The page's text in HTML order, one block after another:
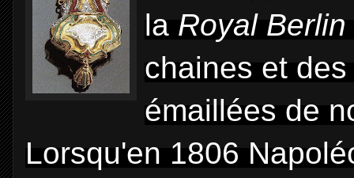
la Royal
chaines et
émaillées de
Lorsqu'en 1806